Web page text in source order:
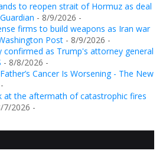
to reopen strait of Hormuz as deal
- 8/9/2026 -
firms to build weapons as Iran war
Post - 8/9/2026 -
confirmed as Trump's attorney general
- 8/8/2026 -
Cancer Is Worsening - The New
-
at the aftermath of catastrophic fires
7/2026 -